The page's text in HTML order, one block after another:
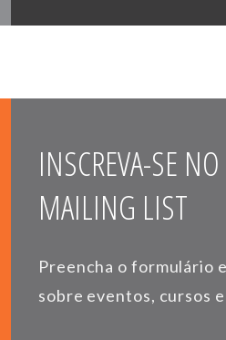
INSCREVA-SE
MAILING LIST
Preencha o formulário
sobre eventos, cursos